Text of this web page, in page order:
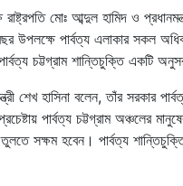
মোঃ আব্দুল হামিদ ও
উপলক্ষে পার্বত্য এলাকার সকল
চট্টগ্রাম শান্তিচুক্তি একটি
শেখ হাসিনা বলেন, তাঁর সরকার
পার্বত্য চট্টগ্রাম অঞ্চলের
সক্ষম হবেন। পার্বত্য